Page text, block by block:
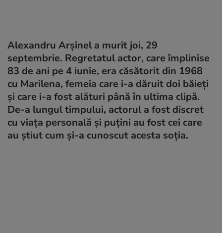
Alexandru Arșinel a murit joi, 29
septembrie. Regretatul actor, care împlinise
83 de ani pe 4 iunie, era căsătorit din 1968
cu Marilena, femeia care i-a dăruit doi băieți
și care i-a fost alături până în ultima clipă.
De-a lungul timpului, actorul a fost discret
cu viața personală și puțini au fost cei care
au știut cum și-a cunoscut acesta soția.